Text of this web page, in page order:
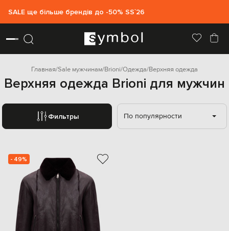
SALE ще більше брендів до -50% SS`26
Главная Sale мужчинам Brioni Одежда Верхняя одежда
Верхняя одежда Brioni для мужчин
Фильтры По популярности
- 49%